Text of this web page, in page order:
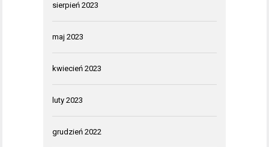
sierpień 2023
maj 2023
kwiecień 2023
luty 2023
grudzień 2022